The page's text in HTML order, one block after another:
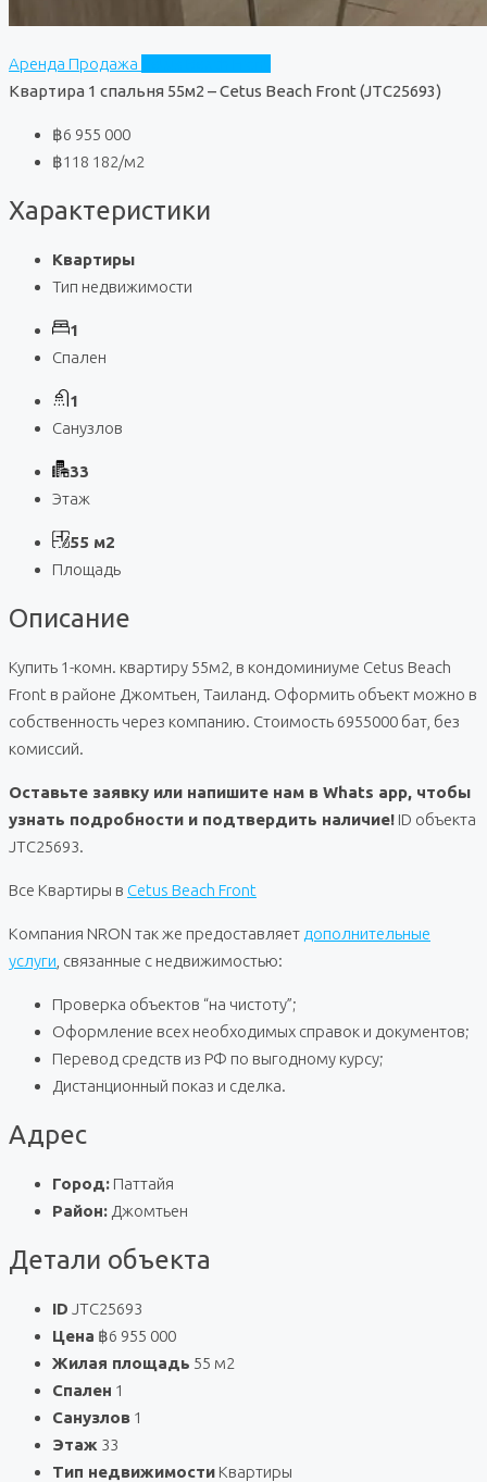
Аренда Продажа
Квартира 1 спальня 55м2 – Cetus Beach Front (JTC25693)
฿6 955 000
฿118 182/м2
Характеристики
Квартиры
Тип недвижимости
1
Спален
1
Санузлов
33
Этаж
55 м2
Площадь
Описание
Купить 1-комн. квартиру 55м2, в кондоминиуме Cetus Beach
Front в районе Джомтьен, Таиланд. Оформить объект можно в
собственность через компанию. Стоимость 6955000 бат, без
комиссий.
Оставьте заявку или напишите нам в Whats app, чтобы
узнать подробности и подтвердить наличие! ID объекта
JTC25693.
Все Квартиры в Cetus Beach Front
Компания NRON так же предоставляет дополнительные
услуги , связанные с недвижимостью:
Проверка объектов “на чистоту”;
Оформление всех необходимых справок и документов;
Перевод средств из РФ по выгодному курсу;
Дистанционный показ и сделка.
Адрес
Город: Паттайя
Район: Джомтьен
Детали объекта
ID JTC25693
Цена ฿6 955 000
Жилая площадь 55 м2
Спален 1
Санузлов 1
Этаж 33
Тип недвижимости Квартиры